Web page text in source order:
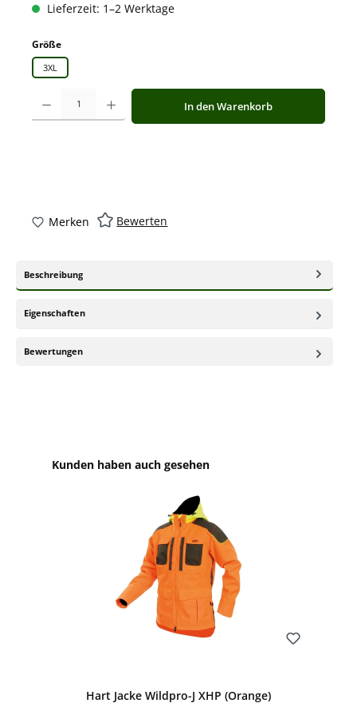
Lieferzeit: 1–2 Werktage
Größeauswählen
3XL
Produkt Anzahl: Gib den gewünschten Wert ein oder benutze die
In den Warenkorb
Merken Bewerten
Beschreibung
Eigenschaften
Bewertungen
Produktgalerie überspringen
Kunden haben auch gesehen
Hart Jacke Wildpro-J XHP (Orange)